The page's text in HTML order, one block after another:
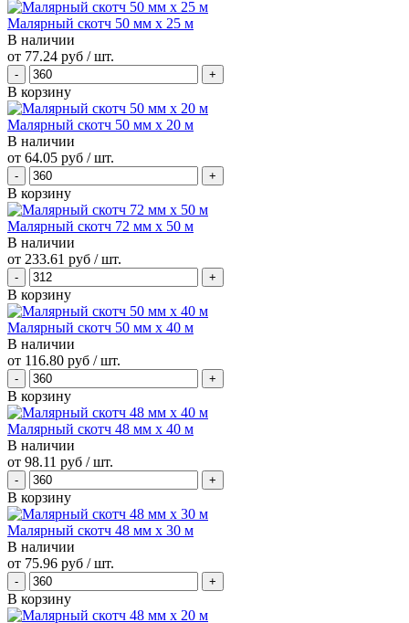
Малярный скотч 50 мм х 25 м
В наличии
от 77.24 руб / шт.
В корзину
Малярный скотч 50 мм х 20 м
В наличии
от 64.05 руб / шт.
В корзину
Малярный скотч 72 мм х 50 м
В наличии
от 233.61 руб / шт.
В корзину
Малярный скотч 50 мм х 40 м
В наличии
от 116.80 руб / шт.
В корзину
Малярный скотч 48 мм х 40 м
В наличии
от 98.11 руб / шт.
В корзину
Малярный скотч 48 мм х 30 м
В наличии
от 75.96 руб / шт.
В корзину